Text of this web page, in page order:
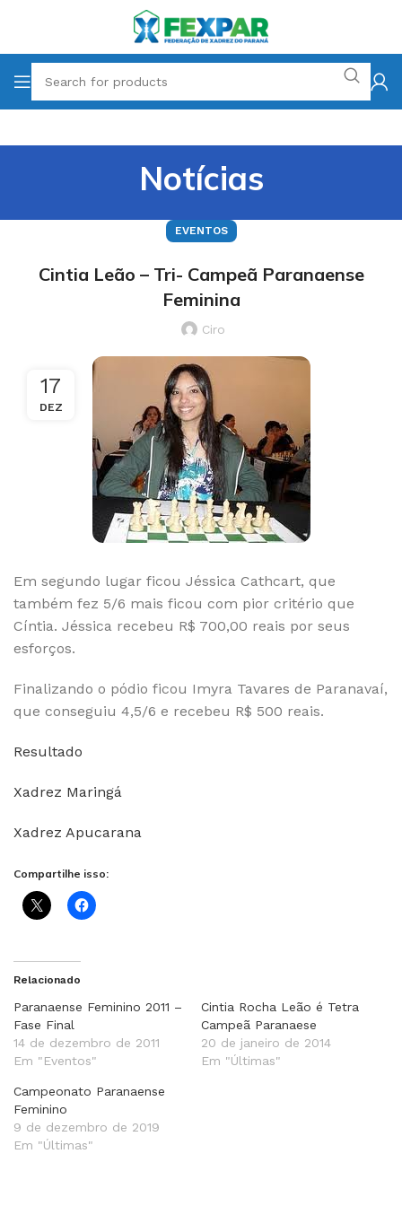
Notícias
EVENTOS
Cintia Leão – Tri- Campeã Paranaense
Feminina
Ciro
17
DEZ
Em segundo lugar ficou Jéssica Cathcart, que
também fez 5/6 mais ficou com pior critério que
Cíntia. Jéssica recebeu R$ 700,00 reais por seus
esforços.
Finalizando o pódio ficou Imyra Tavares de Paranavaí,
que conseguiu 4,5/6 e recebeu R$ 500 reais.
Resultado
Xadrez Maringá
Xadrez Apucarana
Compartilhe isso:
Relacionado
Paranaense Feminino 2011 –
Fase Final
14 de dezembro de 2011
Em "Eventos"
Cintia Rocha Leão é Tetra
Campeã Paranaese
20 de janeiro de 2014
Em "Últimas"
Campeonato Paranaense
Feminino
9 de dezembro de 2019
Em "Últimas"